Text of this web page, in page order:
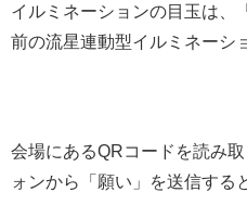
イルミネーションの目玉は、「
前の流星連動型イルミネーシ
会場にあるQRコードを読み
ォンから「願い」を送信する